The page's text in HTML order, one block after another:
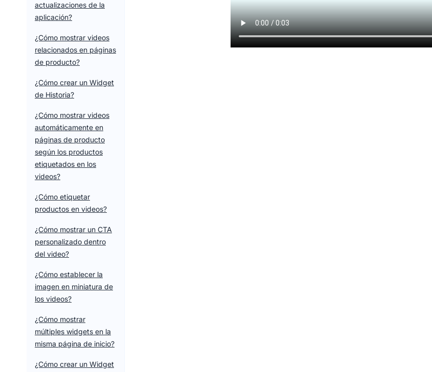
actualizaciones de la
aplicación?
¿Cómo mostrar videos
relacionados en páginas
de producto?
¿Cómo crear un Widget
de Historia?
¿Cómo mostrar videos
automáticamente en
páginas de producto
según los productos
etiquetados en los
videos?
¿Cómo etiquetar
productos en videos?
¿Cómo mostrar un CTA
personalizado dentro
del video?
¿Cómo establecer la
imagen en miniatura de
los videos?
¿Cómo mostrar
múltiples widgets en la
misma página de inicio?
¿Cómo crear un Widget